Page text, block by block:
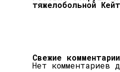
тяжелобольной
Свежие комментарии
Нет комментариев